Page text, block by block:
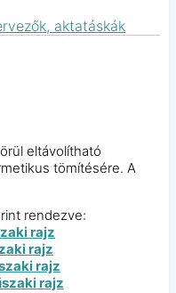
aktatáskák
eltávolítható
tömítésére. A
rendezve:
rajz
rajz
rajz
rajz